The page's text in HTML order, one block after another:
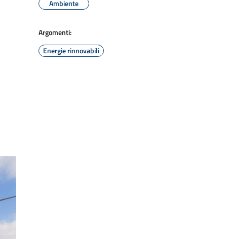
Ambiente
Argomenti:
Energie rinnovabili